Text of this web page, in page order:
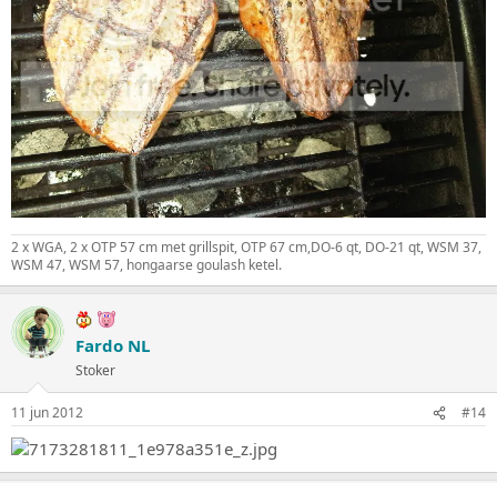
2 x WGA, 2 x OTP 57 cm met grillspit, OTP 67 cm,DO-6 qt, DO-21 qt, WSM 37,
WSM 47, WSM 57, hongaarse goulash ketel.
Fardo NL
Stoker
11 jun 2012 #14